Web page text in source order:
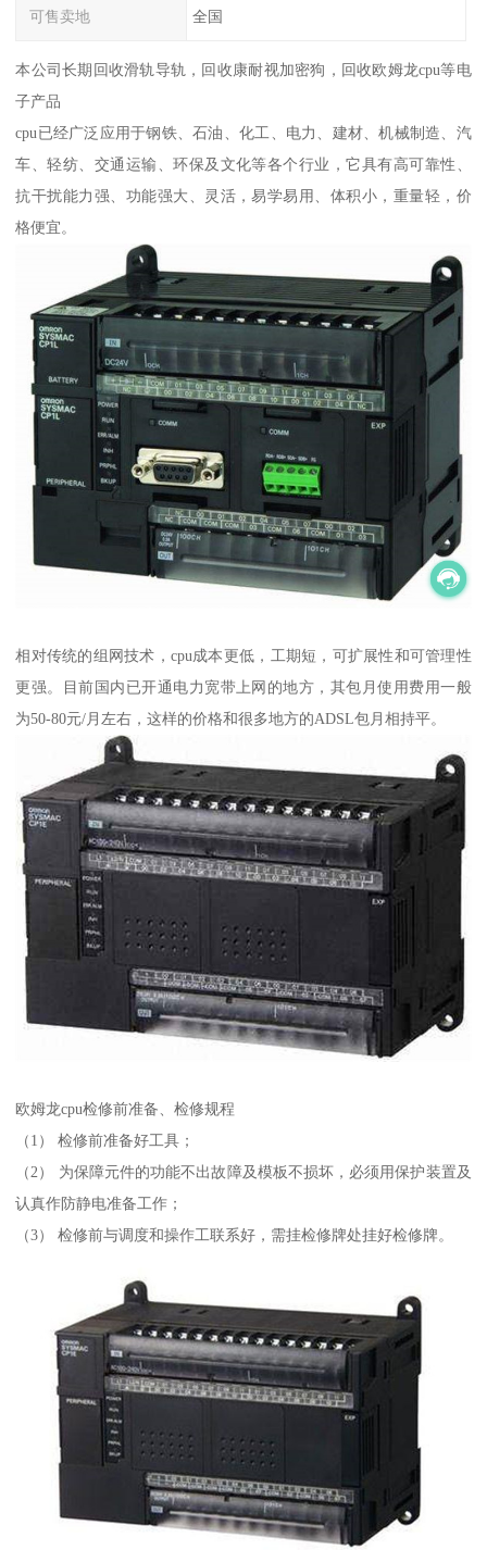
可售卖地 全国
本公司长期回收滑轨导轨，回收康耐视加密狗，回收欧姆龙cpu等电
子产品
cpu已经广泛应用于钢铁、石油、化工、电力、建材、机械制造、汽
车、轻纺、交通运输、环保及文化等各个行业，它具有高可靠性、
抗干扰能力强、功能强大、灵活，易学易用、体积小，重量轻，价
格便宜。
相对传统的组网技术，cpu成本更低，工期短，可扩展性和可管理性
更强。目前国内已开通电力宽带上网的地方，其包月使用费用一般
为50-80元/月左右，这样的价格和很多地方的ADSL包月相持平。
欧姆龙cpu检修前准备、检修规程
（1） 检修前准备好工具；
（2） 为保障元件的功能不出故障及模板不损坏，必须用保护装置及
认真作防静电准备工作；
（3） 检修前与调度和操作工联系好，需挂检修牌处挂好检修牌。